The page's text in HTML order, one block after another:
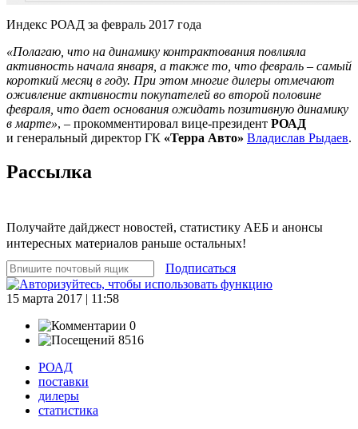
Индекс РОАД за февраль 2017 года
«Полагаю, что на динамику контрактования повлияла
активность начала января, а также то, что февраль – самый
короткий месяц в году. При этом многие дилеры отмечают
оживление активности покупателей во второй половине
февраля, что дает основания ожидать позитивную динамику
в марте», – прокомментировал вице-президент РОАД
и генеральный директор ГК «Терра Авто» Владислав Рыдаев.
Рассылка
Получайте дайджест новостей, статистику АЕБ и анонсы
интересных материалов раньше остальных!
Подписаться
15 марта 2017 | 11:58
0
8516
РОАД
поставки
дилеры
статистика